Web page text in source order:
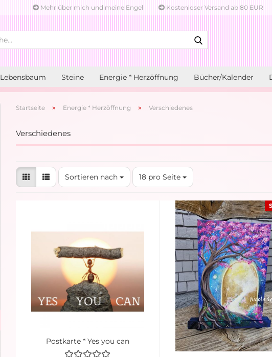
Mehr über mich und meine Engel Kostenloser Versand ab 80 EUR
Lebensbaum Steine Energie * Herzöffnung Bücher/Kalender
Startseite » Energie * Herzöffnung » Verschiedenes
Verschiedenes
Sortieren nach
Sortieren nach 18 pro Seite
pro Seite
Postkarte * Yes you can